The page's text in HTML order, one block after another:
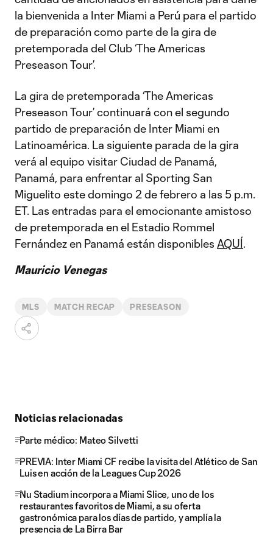
la bienvenida a Inter Miami a Perú para el partido
de preparación como parte de la gira de
pretemporada del Club ‘The Americas
Preseason Tour’.
La gira de pretemporada ‘The Americas
Preseason Tour’ continuará con el segundo
partido de preparación de Inter Miami en
Latinoamérica. La siguiente parada de la gira
verá al equipo visitar Ciudad de Panamá,
Panamá, para enfrentar al Sporting San
Miguelito este domingo 2 de febrero a las 5 p.m.
ET. Las entradas para el emocionante amistoso
de pretemporada en el Estadio Rommel
Fernández en Panamá están disponibles AQUÍ.
Mauricio Venegas
MLS MATCH RECAP PRESEASON
Noticias relacionadas
Parte médico: Mateo Silvetti
PREVIA: Inter Miami CF recibe la visita del Atlético de San
Luis en acción de la Leagues Cup 2026
Nu Stadium incorpora a Miami Slice, uno de los
restaurantes favoritos de Miami, a su oferta
gastronómica para los días de partido, y amplía la
presencia de La Birra Bar